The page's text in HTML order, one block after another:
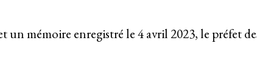
un mémoire enregistré le 4 avril 2023, le préfet